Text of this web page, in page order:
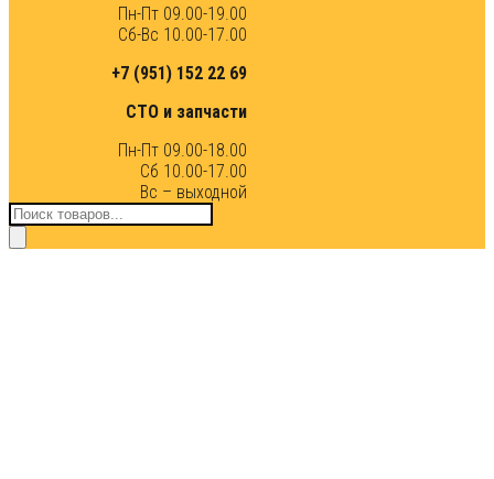
Пн-Пт 09.00-19.00
Сб-Вс 10.00-17.00
+7 (951) 152 22 69
СТО и запчасти
Пн-Пт 09.00-18.00
Сб 10.00-17.00
Вс – выходной
Поиск
товаров